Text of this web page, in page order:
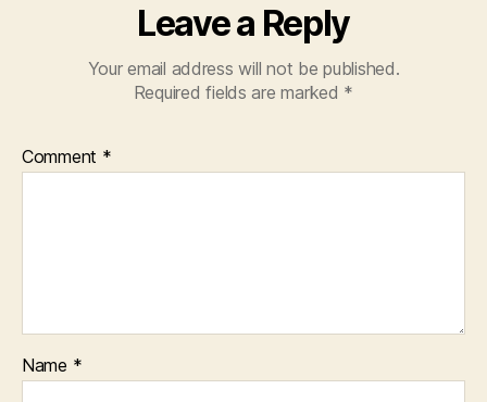
Leave a Reply
Your email address will not be published.
Required fields are marked *
Comment *
Name *